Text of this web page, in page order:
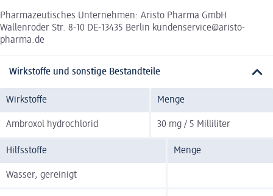
Pharmazeutisches Unternehmen: Aristo Pharma GmbH
Wallenroder Str. 8-10 DE-13435 Berlin kundenservice@aristo-
pharma.de
Wirkstoffe und sonstige Bestandteile
Wirkstoffe Menge
Ambroxol hydrochlorid 30 mg / 5 Milliliter
Hilfsstoffe Menge
Wasser, gereinigt